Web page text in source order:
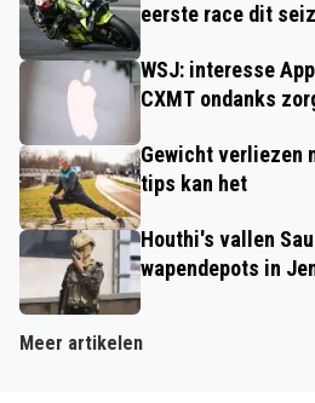
eerste race dit
WSJ: interesse
CXMT ondanks
Gewicht verliezen
tips kan het
Houthi's vallen
wapendepots in
Meer artikelen